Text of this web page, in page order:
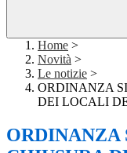
Home >
Novità >
Le notizie >
ORDINANZA
DEI LOCALI
ORDINANZA